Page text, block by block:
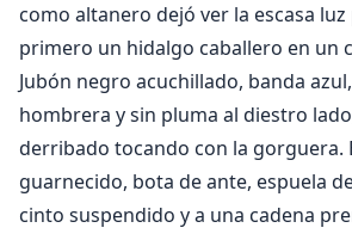
como altanero dejó ver la escasa
primero un hidalgo caballero en un
Jubón negro acuchillado, banda
hombrera y sin pluma al diestro
derribado tocando con la gorguera.
guarnecido, bota de ante, espuela
cinto suspendido y a una cadena